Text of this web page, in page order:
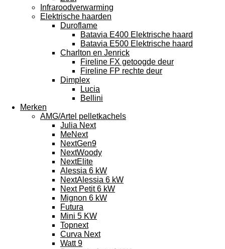
Infraroodverwarming
Elektrische haarden
Duroflame
Batavia E400 Elektrische haard
Batavia E500 Elektrische haard
Charlton en Jenrick
Fireline FX getoogde deur
Fireline FP rechte deur
Dimplex
Lucia
Bellini
Merken
AMG/Artel pelletkachels
Julia Next
MeNext
NextGen9
NextWoody
NextElite
Alessia 6 kW
NextAlessia 6 kW
Next Petit 6 kW
Mignon 6 kW
Futura
Mini 5 KW
Topnext
Curva Next
Watt 9